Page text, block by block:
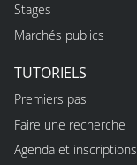
Stages
Marchés publics
TUTORIELS
Premiers pas
Faire une recherche
Agenda et inscriptions